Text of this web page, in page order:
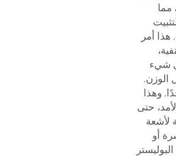
مما
هذا أمر
شيء
الوزن.
وهذا
حتى
لأشعة
أو